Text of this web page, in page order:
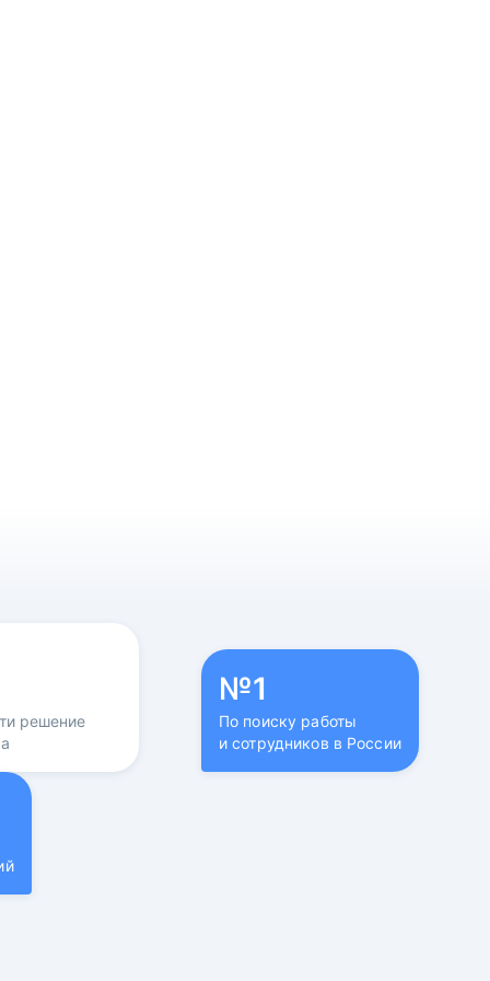
решение
№1
По поиску работы
и сотрудников в России